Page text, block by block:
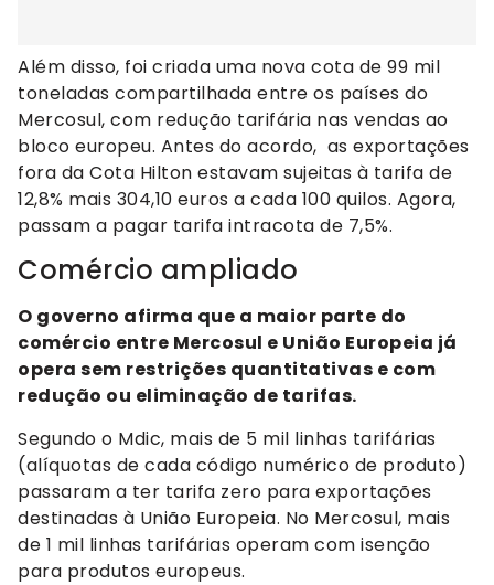
Além disso, foi criada uma nova cota de 99 mil
toneladas compartilhada entre os países do
Mercosul, com redução tarifária nas vendas ao
bloco europeu. Antes do acordo, as exportações
fora da Cota Hilton estavam sujeitas à tarifa de
12,8% mais 304,10 euros a cada 100 quilos. Agora,
passam a pagar tarifa intracota de 7,5%.
Comércio ampliado
O governo afirma que a maior parte do
comércio entre Mercosul e União Europeia já
opera sem restrições quantitativas e com
redução ou eliminação de tarifas.
Segundo o Mdic, mais de 5 mil linhas tarifárias
(alíquotas de cada código numérico de produto)
passaram a ter tarifa zero para exportações
destinadas à União Europeia. No Mercosul, mais
de 1 mil linhas tarifárias operam com isenção
para produtos europeus.